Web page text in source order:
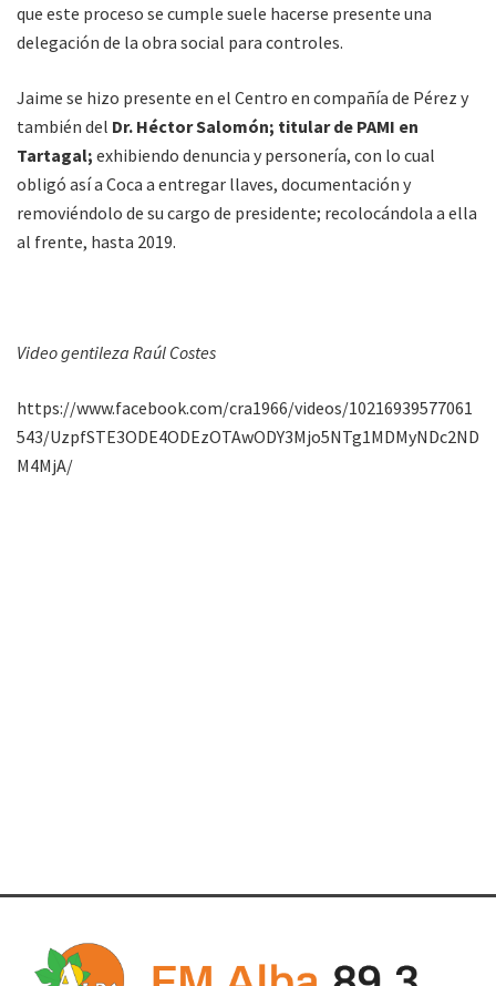
que este proceso se cumple suele hacerse presente una
delegación de la obra social para controles.
Jaime se hizo presente en el Centro en compañía de Pérez y
también del Dr. Héctor Salomón; titular de PAMI en
Tartagal; exhibiendo denuncia y personería, con lo cual
obligó así a Coca a entregar llaves, documentación y
removiéndolo de su cargo de presidente; recolocándola a ella
al frente, hasta 2019.
Video gentileza Raúl Costes
https://www.facebook.com/cra1966/videos/10216939577061
543/UzpfSTE3ODE4ODEzOTAwODY3Mjo5NTg1MDMyNDc2ND
M4MjA/